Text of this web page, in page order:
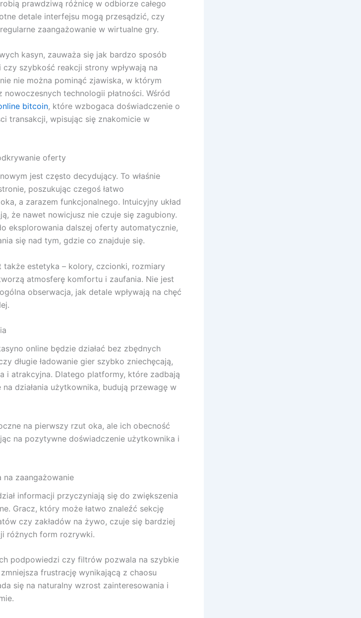
prawdziwą różnicę w odbiorze całego
detale interfejsu mogą przesądzić, czy
zaangażowanie w wirtualne gry.
kasyn, zauważa się jak bardzo sposób
szybkość reakcji strony wpływają na
nie można pominąć zjawiska, w którym
technologii płatności. Wśród
bitcoin, które wzbogaca doświadczenie o
transakcji, wpisując się znakomicie w
oferty
jest często decydujący. To właśnie
poszukując czegoś łatwo
a zarazem funkcjonalnego. Intuicyjny układ
że nawet nowicjusz nie czuje się zagubiony.
eksplorowania dalszej oferty automatycznie,
się nad tym, gdzie co znajduje się.
także estetyka – kolory, czcionki, rozmiary
atmosferę komfortu i zaufania. Nie jest
obserwacja, jak detale wpływają na chęć
online będzie działać bez zbędnych
długie ładowanie gier szybko zniechęcają,
i atrakcyjna. Dlatego platformy, które zadbają
działania użytkownika, budują przewagę w
na pierwszy rzut oka, ale ich obecność
na pozytywne doświadczenie użytkownika i
na zaangażowanie
informacji przyczyniają się do zwiększenia
Gracz, który może łatwo znaleźć sekcję
czy zakładów na żywo, czuje się bardziej
różnych form rozrywki.
podpowiedzi czy filtrów pozwala na szybkie
frustrację wynikającą z chaosu
się na naturalny wzrost zainteresowania i